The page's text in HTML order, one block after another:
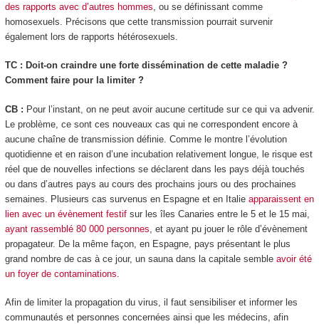
des rapports avec d’autres hommes , ou se définissant comme
homosexuels. Précisons que cette transmission pourrait survenir
également lors de rapports hétérosexuels.
TC : Doit-on craindre une forte dissémination de cette maladie ?
Comment faire pour la limiter ?
CB : Pour l’instant, on ne peut avoir aucune certitude sur ce qui va advenir.
Le problème, ce sont ces nouveaux cas qui ne correspondent encore à
aucune chaîne de transmission définie. Comme le montre l’évolution
quotidienne et en raison d’une incubation relativement longue, le risque est
réel que de nouvelles infections se déclarent dans les pays déjà touchés
ou dans d’autres pays au cours des prochains jours ou des prochaines
semaines. Plusieurs cas survenus en Espagne et en Italie apparaissent en
lien avec un évènement festifsur les îles Canaries entre le 5 et le 15 mai,
ayant rassemblé 80 000 personnes , et ayant pu jouer le rôle d’évènement
propagateur. De la même façon, en Espagne, pays présentant le plus
grand nombre de cas à ce jour, un sauna dans la capitale semble avoir été
un foyer de contaminations
Afin de limiter la propagation du virus, il faut sensibiliser et informer les
communautés et personnes concernées ainsi que les médecins, afin